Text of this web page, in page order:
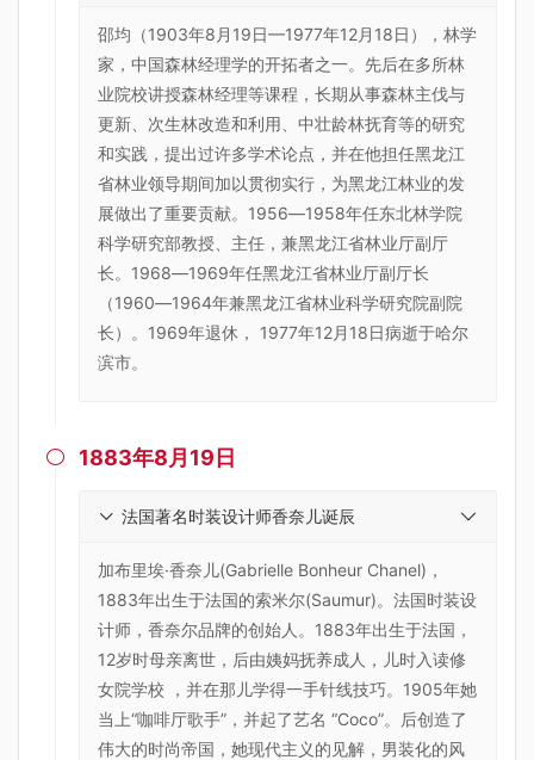
邵均（1903年8月19日—1977年12月18日），林学
家，中国森林经理学的开拓者之一。先后在多所林
业院校讲授森林经理等课程，长期从事森林主伐与
更新、次生林改造和利用、中壮龄林抚育等的研究
和实践，提出过许多学术论点，并在他担任黑龙江
省林业领导期间加以贯彻实行，为黑龙江林业的发
展做出了重要贡献。1956―1958年任东北林学院
科学研究部教授、主任，兼黑龙江省林业厅副厅
长。1968―1969年任黑龙江省林业厅副厅长
（1960―1964年兼黑龙江省林业科学研究院副院
长）。1969年退休， 1977年12月18日病逝于哈尔
滨市。
 1883年8月19日
法国著名时装设计师香奈儿诞辰
加布里埃·香奈儿(Gabrielle Bonheur Chanel)，
1883年出生于法国的索米尔(Saumur)。法国时装设
计师，香奈尔品牌的创始人。1883年出生于法国，
12岁时母亲离世，后由姨妈抚养成人，儿时入读修
女院学校 ，并在那儿学得一手针线技巧。1905年她
当上“咖啡厅歌手”，并起了艺名 “Coco”。后创造了
伟大的时尚帝国，她现代主义的见解，男装化的风